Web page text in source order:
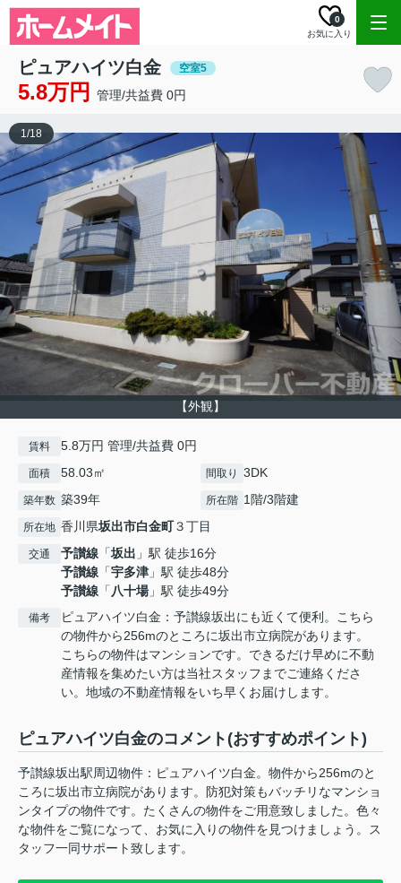
お気に入り
0
ピュアハイツ白金 空室5
5.8万円 管理/共益費 0円
【外観】
1/18
賃料 5.8万円 管理/共益費 0円
面積 58.03㎡ 間取り 3DK
築年数 築39年 所在階 1階/3階建
所在地 香川県坂出市白金町３丁目
交通 予讃線 「坂出 」駅 徒歩16分
予讃線 「宇多津 」駅 徒歩48分
予讃線 「八十場」駅 徒歩49分
備考
ピュアハイツ白金：予讃線坂出にも近くて便利。こちら
の物件から256mのところに坂出市立病院があります。
こちらの物件はマンションです。できるだけ早めに不動
産情報を集めたい方は当社スタッフまでご連絡くださ
い。地域の不動産情報をいち早くお届けします。
ピュアハイツ白金のコメント(おすすめポイント)
予讃線坂出駅周辺物件：ピュアハイツ白金。物件から256mのと
ころに坂出市立病院があります。防犯対策もバッチリなマンショ
ンタイプの物件です。たくさんの物件をご用意致しました。色々
な物件をご覧になって、お気に入りの物件を見つけましょう。ス
タッフ一同サポート致します。